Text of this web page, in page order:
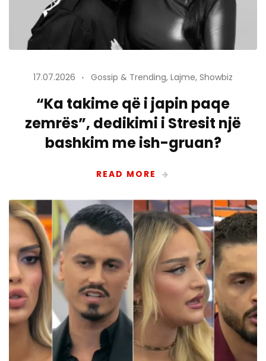
17.07.2026 Gossip & Trending, Lajme, Showbiz
“Ka takime që i japin paqe
zemrës”, dedikimi i Stresit një
bashkim me ish-gruan?
READ MORE